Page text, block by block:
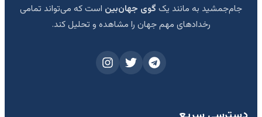
جام‌جمشید به مانند یک گوی جهان‌بین است که می‌تواند تمامی
رخدادهای مهم جهان را مشاهده و تحلیل کند.